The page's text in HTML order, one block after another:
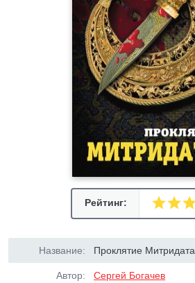
Рейтинг:
Название: Проклятие Митридата
Автор: Сергей Богачев